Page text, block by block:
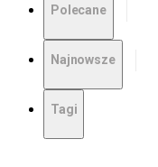
Polecane
Najnowsze
Tagi